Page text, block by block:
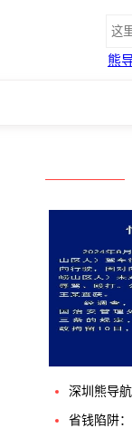
熊
深圳熊导
省钱陷阱